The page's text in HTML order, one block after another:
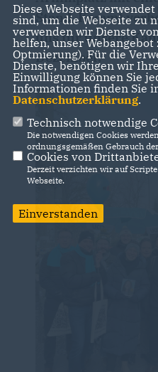
Stand. Kommt
uns für unsere
Dezember.
Diese Webseite
sind, um die Webseite zu
verwenden wir Dienste
helfen, unser
Optmierung). Für die
Dienste, benötigen wir
Einwilligung können Sie
Informationen finden Sie
Datenschutzerklärung.
Technisch notwendige
Die notwendigen Cookies
ordnungsgemäßen Gebrauch
Cookies von
Derzeit verzichten wir auf
Webseite.
Einverstanden